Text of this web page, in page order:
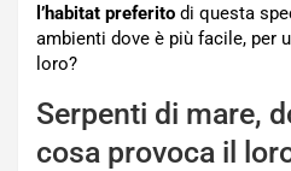
l’habitat preferito di questa
ambienti dove è più facile, per
loro?
Serpenti di mare,
cosa provoca il